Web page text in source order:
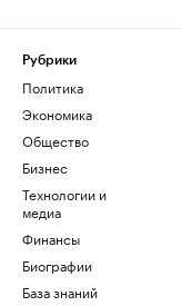
Рубрики
Политика
Экономика
Общество
Бизнес
Технологии и
медиа
Финансы
Биографии
База знаний